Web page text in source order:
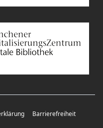
Barrierefreiheit